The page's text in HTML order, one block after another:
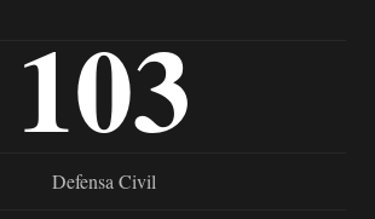
103
Defensa Civil